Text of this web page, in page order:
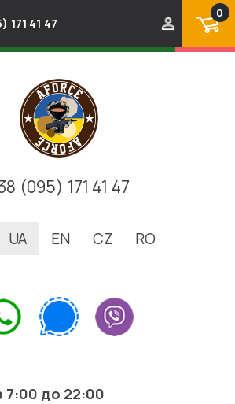
171 41 47
0
(095) 171 41 47
UA EN CZ RO
7:00 до 22:00